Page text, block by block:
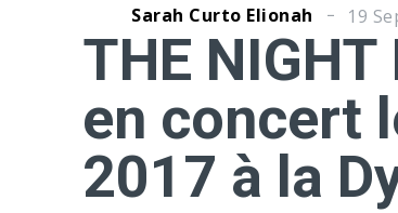
Sarah Curto Elionah 19
THE NIGHT
en concert
2017 à la